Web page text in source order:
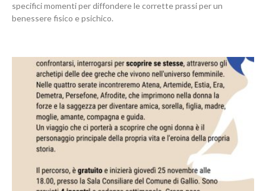
specifici momenti per diffondere le corrette prassi per un
benessere fisico e psichico.